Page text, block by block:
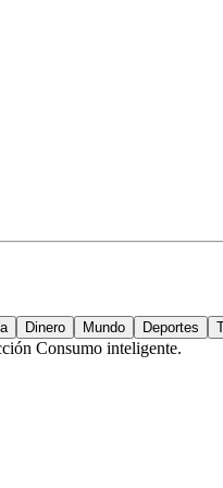
Dinero Mundo Deportes
Consumo inteligente.